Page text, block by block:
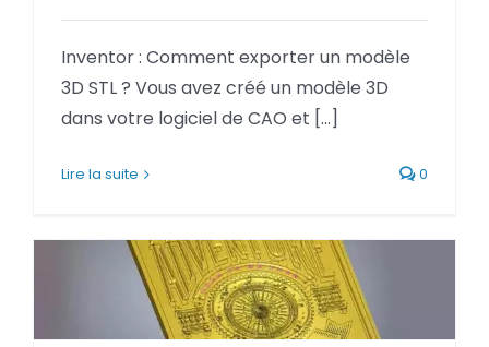
Inventor : Comment exporter un modèle
3D STL ? Vous avez créé un modèle 3D
dans votre logiciel de CAO et [...]
Lire la suite 0